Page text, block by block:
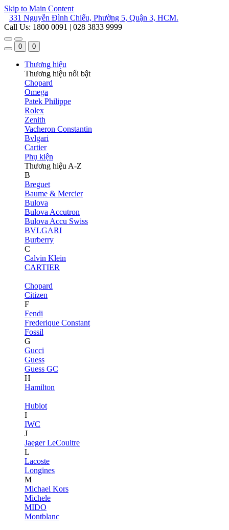
Skip to Main Content
331 Nguyễn Đình Chiểu, Phường 5, Quận 3, HCM.
Call Us: 1800 0091 | 028 3833 9999
0 0
Thương hiệu
Thương hiệu nổi bật
Chopard
Omega
Patek Philippe
Rolex
Zenith
Vacheron Constantin
Bvlgari
Cartier
Phụ kiện
Thương hiệu A-Z
B
Breguet
Baume & Mercier
Bulova
Bulova Accutron
Bulova Accu Swiss
BVLGARI
Burberry
C
Calvin Klein
CARTIER
Chopard
Citizen
F
Fendi
Frederique Constant
Fossil
G
Gucci
Guess
Guess GC
H
Hamilton
Hublot
I
IWC
J
Jaeger LeCoultre
L
Lacoste
Longines
M
Michael Kors
Michele
MIDO
Montblanc